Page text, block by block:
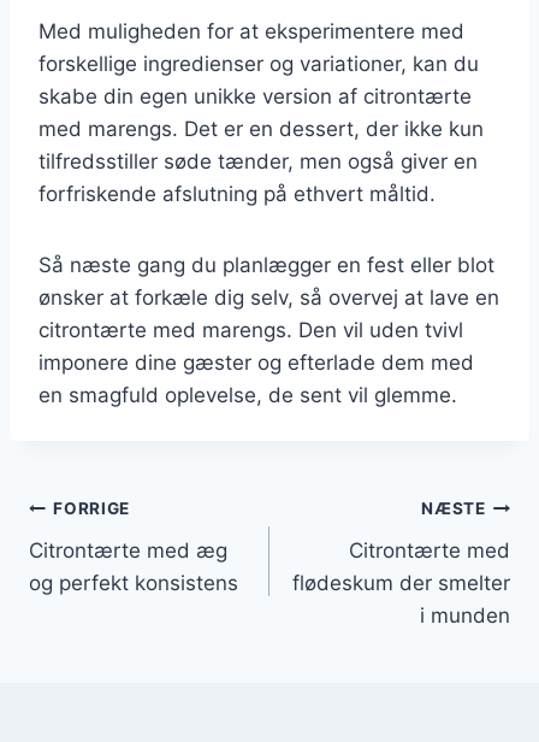
Med muligheden for at eksperimentere med
forskellige ingredienser og variationer, kan du
skabe din egen unikke version af citrontærte
med marengs. Det er en dessert, der ikke kun
tilfredsstiller søde tænder, men også giver en
forfriskende afslutning på ethvert måltid.
Så næste gang du planlægger en fest eller blot
ønsker at forkæle dig selv, så overvej at lave en
citrontærte med marengs. Den vil uden tvivl
imponere dine gæster og efterlade dem med
en smagfuld oplevelse, de sent vil glemme.
Indlægsnavigation
FORRIGE
Citrontærte med æg
og perfekt konsistens
NÆSTE
Citrontærte med
flødeskum der smelter
i munden